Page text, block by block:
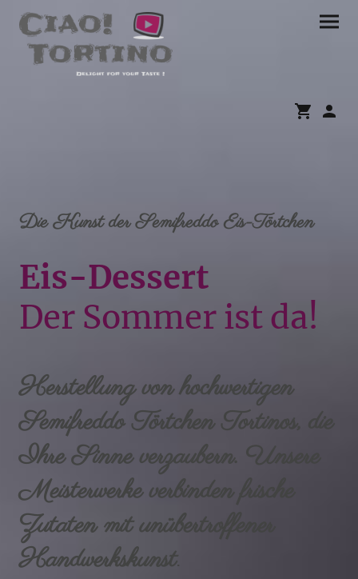
Die Kunst der Semifreddo Eis-Törtchen
Eis-Dessert
Der Sommer ist da!
Herstellung von hochwertigen
Semifreddo Törtchen Tortinos, die
Ihre Sinne verzaubern. Unsere
Meisterwerke verbinden frische
Zutaten mit unübertroffener
Handwerkskunst.